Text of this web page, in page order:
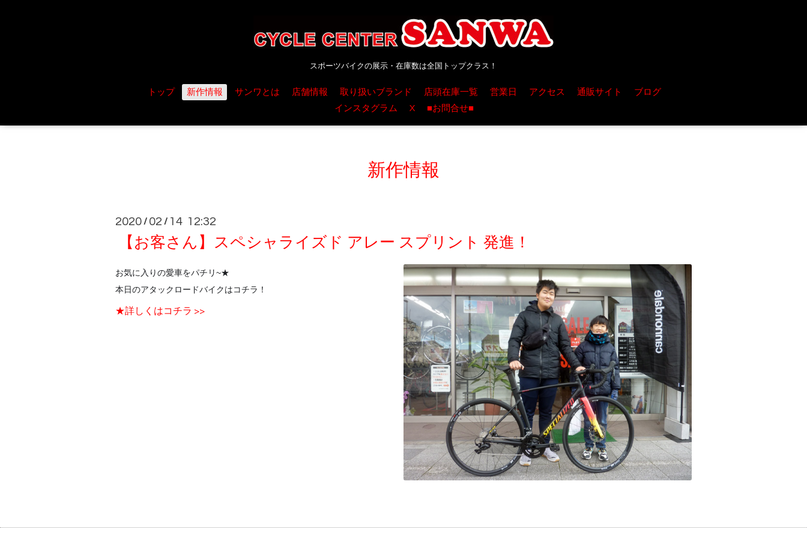
スポーツバイクの展示・在庫数は全国トップクラス！
トップ 新作情報 サンワとは 店舗情報 取り扱いブランド 店頭在庫一覧 営業日 アクセス 通販サイト
ブログ
インスタグラム
X ■お問合せ■
新作情報
2020 / 02 / 14 12:32
【お客さん】スペシャライズド アレー スプリント 発進！
お気に入りの愛車をパチリ~★
本日のアタックロードバイクはコチラ！
★詳しくはコチラ >>